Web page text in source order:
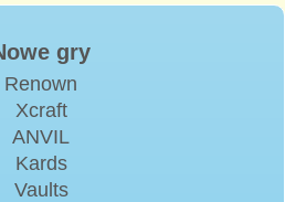
gry
Renown
Xcraft
ANVIL
Kards
Vaults